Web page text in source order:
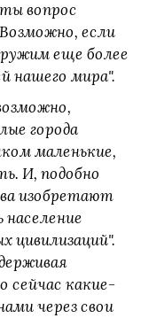
вопрос
если
еще более
нашего мира".
города
маленькие,
И, подобно
изобретают
цивилизаций".
сейчас какие-
через свои